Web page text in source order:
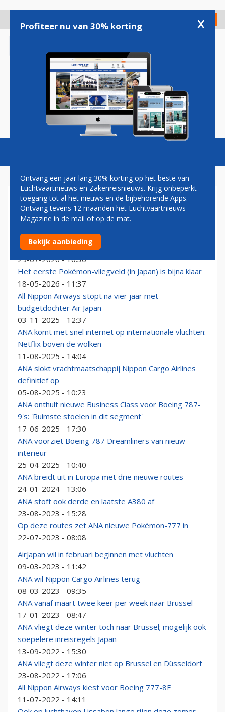
gaan
Check in
Magazine Podcasts Vacatures
ANA
Japanse luchtvaartmaatschappij ANA bezorgt Embraer
aanvullende order voor E190-E2
29-07-2026 - 10:30
Het eerste Pokémon-vliegveld (in Japan) is bijna klaar
18-05-2026 - 11:37
All Nippon Airways stopt na vier jaar met
budgetdochter Air Japan
03-11-2025 - 12:37
ANA komt met snel internet op internationale vluchten:
Netflix boven de wolken
11-08-2025 - 14:04
ANA slokt vrachtmaatschappij Nippon Cargo Airlines
definitief op
05-08-2025 - 10:23
ANA onthult nieuwe Business Class voor Boeing 787-
9's: 'Ruimste stoelen in dit segment'
17-06-2025 - 17:30
ANA voorziet Boeing 787 Dreamliners van nieuw
interieur
25-04-2025 - 10:40
ANA breidt uit in Europa met drie nieuwe routes
24-01-2024 - 13:06
ANA stoft ook derde en laatste A380 af
23-08-2023 - 15:28
Op deze routes zet ANA nieuwe Pokémon-777 in
22-07-2023 - 08:08
AirJapan wil in februari beginnen met vluchten
09-03-2023 - 11:42
ANA wil Nippon Cargo Airlines terug
08-03-2023 - 09:35
ANA vanaf maart twee keer per week naar Brussel
17-01-2023 - 08:47
ANA vliegt deze winter toch naar Brussel; mogelijk ook
soepelere inreisregels Japan
13-09-2022 - 15:30
ANA vliegt deze winter niet op Brussel en Düsseldorf
23-08-2022 - 17:06
All Nippon Airways kiest voor Boeing 777-8F
11-07-2022 - 14:11
Profiteer nu van 30% korting x
Ontvang een jaar lang 30% korting op het beste van
Luchtvaartnieuws en Zakenreisnieuws. Krijg onbeperkt
toegang tot al het nieuws en de bijbehorende Apps.
Ontvang tevens 12 maanden het Luchtvaartnieuws
Magazine in de mail of op de mat.
Bekijk aanbieding